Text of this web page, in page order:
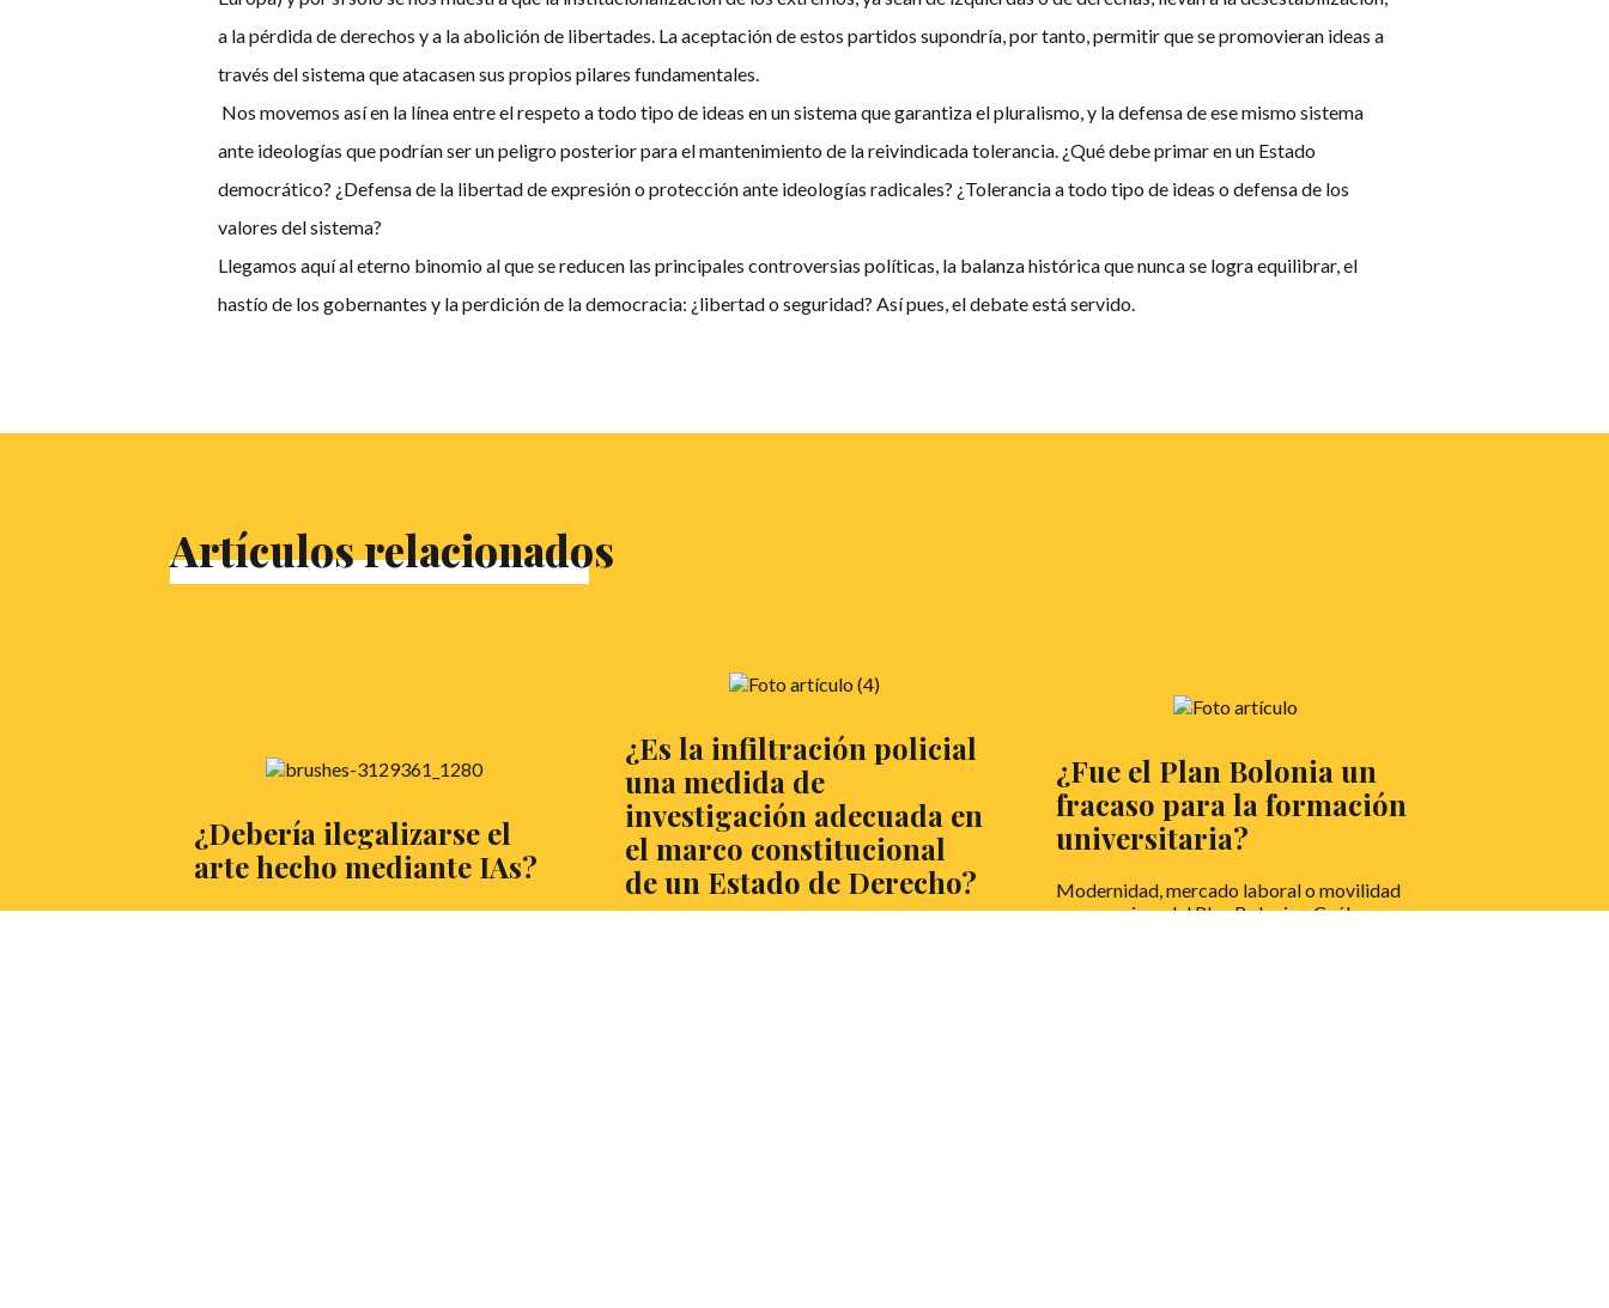
a la pérdida de derechos y a la abolición de libertades. La aceptación de estos partidos supondría, por tanto, permitir que se promovieran ideas a
través del sistema que atacasen sus propios pilares fundamentales.
Nos movemos así en la línea entre el respeto a todo tipo de ideas en un sistema que garantiza el pluralismo, y la defensa de ese mismo sistema
ante ideologías que podrían ser un peligro posterior para el mantenimiento de la reivindicada tolerancia. ¿Qué debe primar en un Estado
democrático? ¿Defensa de la libertad de expresión o protección ante ideologías radicales? ¿Tolerancia a todo tipo de ideas o defensa de los
valores del sistema?
Llegamos aquí al eterno binomio al que se reducen las principales controversias políticas, la balanza histórica que nunca se logra equilibrar, el
hastío de los gobernantes y la perdición de la democracia: ¿libertad o seguridad? Así pues, el debate está servido.
Artículos relacionados
¿Debería ilegalizarse el
arte hecho mediante IAs?
Un debate de actualidad de la mano de,
¿Es la infiltración policial
una medida de
investigación adecuada en
el marco constitucional
de un Estado de Derecho?
¿Fue el Plan Bolonia un
fracaso para la formación
universitaria?
Modernidad, mercado laboral o movilidad
son premisas del Plan Bolonia. ¿Cuáles son